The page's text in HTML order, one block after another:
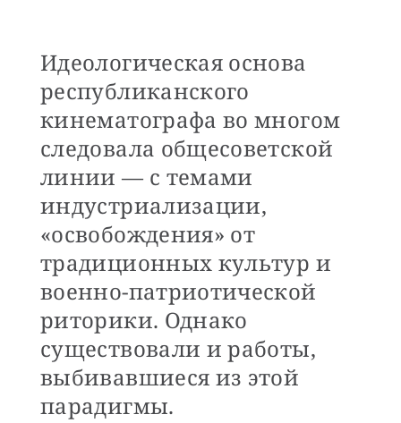
Идеологическая основа
республиканского
кинематографа во многом
следовала общеcоветской
линии — с темами
индустриализации,
«освобождения» от
традиционных культур и
военно-патриотической
риторики. Однако
существовали и работы,
выбивавшиеся из этой
парадигмы.